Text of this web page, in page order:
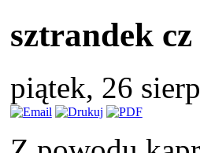
sztrandek
piątek, 26